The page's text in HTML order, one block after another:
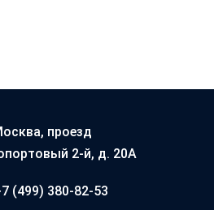
проезд
2-й, д. 20А
(499) 380-82-53